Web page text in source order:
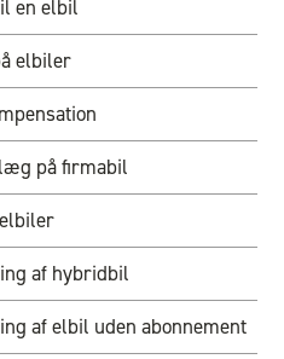
en elbil
elbiler
på firmabil
af hybridbil
af elbil uden abonnement